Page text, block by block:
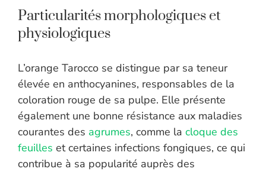
Particularités morphologiques et
physiologiques
L’orange Tarocco se distingue par sa teneur
élevée en anthocyanines, responsables de la
coloration rouge de sa pulpe. Elle présente
également une bonne résistance aux maladies
courantes des agrumes, comme la cloque des
feuilles et certaines infections fongiques, ce qui
contribue à sa popularité auprès des